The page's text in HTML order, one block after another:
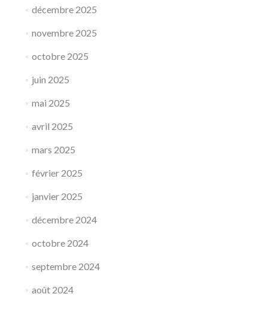
décembre 2025
novembre 2025
octobre 2025
juin 2025
mai 2025
avril 2025
mars 2025
février 2025
janvier 2025
décembre 2024
octobre 2024
septembre 2024
août 2024